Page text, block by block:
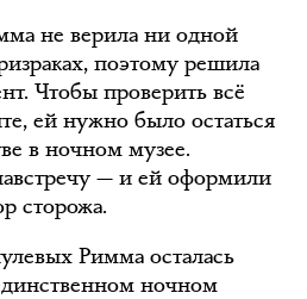
не верила ни одной
поэтому решила
Чтобы проверить всё
ей нужно было остаться
в ночном музее.
— и ей оформили
сторожа.
Римма осталась
ночном